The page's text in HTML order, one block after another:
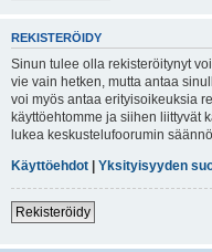
REKISTERÖIDY
Sinun tulee olla rekisteröitynyt
vie vain hetken, mutta antaa
voi myös antaa erityisoikeuksia
käyttöehtomme ja siihen liittyvät
lukea keskustelufoorumin
Käyttöehdot | Yksityisyyden
Rekisteröidy